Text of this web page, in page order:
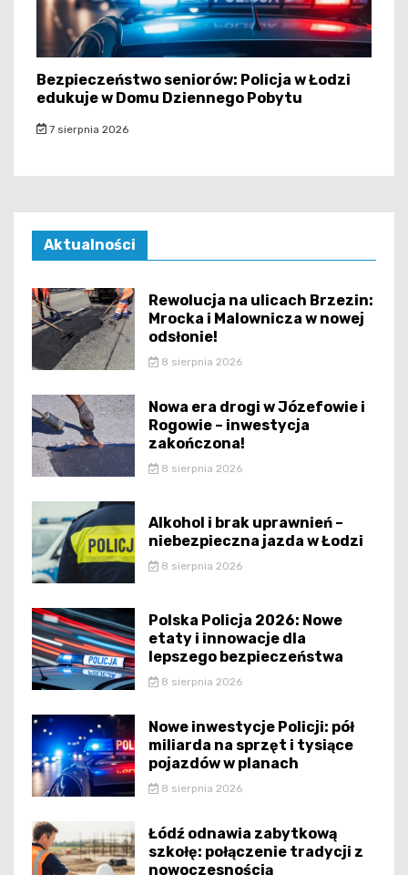
Bezpieczeństwo seniorów: Policja w Łodzi
edukuje w Domu Dziennego Pobytu
7 sierpnia 2026
Aktualności
Rewolucja na ulicach Brzezin:
Mrocka i Malownicza w nowej
odsłonie!
8 sierpnia 2026
Nowa era drogi w Józefowie i
Rogowie – inwestycja
zakończona!
8 sierpnia 2026
Alkohol i brak uprawnień –
niebezpieczna jazda w Łodzi
8 sierpnia 2026
Polska Policja 2026: Nowe
etaty i innowacje dla
lepszego bezpieczeństwa
8 sierpnia 2026
Nowe inwestycje Policji: pół
miliarda na sprzęt i tysiące
pojazdów w planach
8 sierpnia 2026
Łódź odnawia zabytkową
szkołę: połączenie tradycji z
nowoczesnością